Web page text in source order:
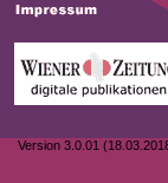
Version 3.0.01